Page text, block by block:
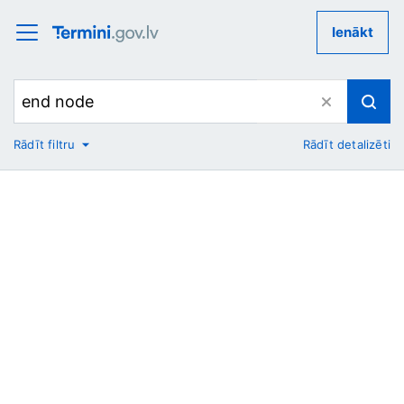
Ienākt
No
Rādīt filtru Rādīt detalizēti